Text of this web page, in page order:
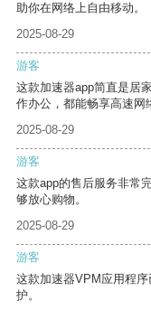
助你在网络上自由移动。
2025-08-29
游客
这款加速器app简直是居
作办公，都能畅享高速网
2025-08-29
游客
这款app的售后服务非常
够放心购物。
2025-08-29
游客
这款加速器VPM应用程
护。